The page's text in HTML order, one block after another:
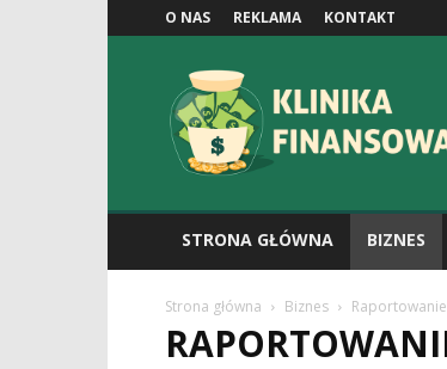
O NAS REKLAMA KONTAKT
Klinikafinansowa.pl
STRONA GŁÓWNA BIZNES
Strona główna Biznes